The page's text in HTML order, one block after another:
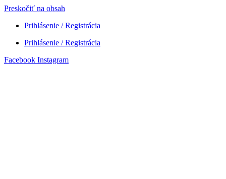
Preskočiť na obsah
Prihlásenie / Registrácia
Prihlásenie / Registrácia
Facebook Instagram